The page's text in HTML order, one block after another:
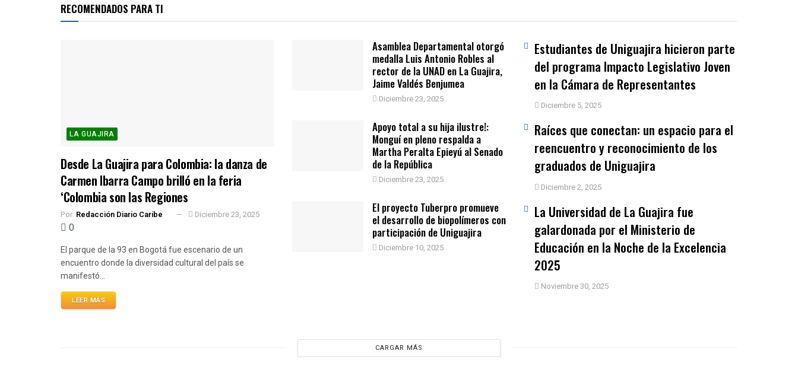
RECOMENDADOS PARA TI
LA GUAJIRA
Desde La Guajira para Colombia: la danza de
Carmen Ibarra Campo brilló en la feria
‘Colombia son las Regiones
Por: Redacción Diario Caribe Diciembre 23, 2025
0
El parque de la 93 en Bogotá fue escenario de un
encuentro donde la diversidad cultural del país se
manifestó...
LEER MÁS
Asamblea Departamental otorgó
medalla Luis Antonio Robles al
rector de la UNAD en La Guajira,
Jaime Valdés Benjumea
Diciembre 23, 2025
Apoyo total a su hija ilustre!:
Monguí en pleno respalda a
Martha Peralta Epieyú al Senado
de la República
Diciembre 23, 2025
El proyecto Tuberpro promueve
el desarrollo de biopolímeros con
participación de Uniguajira
Diciembre 10, 2025
Estudiantes de Uniguajira hicieron parte
del programa Impacto Legislativo Joven
en la Cámara de Representantes
Diciembre 5, 2025
Raíces que conectan: un espacio para el
reencuentro y reconocimiento de los
graduados de Uniguajira
Diciembre 2, 2025
La Universidad de La Guajira fue
galardonada por el Ministerio de
Educación en la Noche de la Excelencia
2025
Noviembre 30, 2025
CARGAR MÁS